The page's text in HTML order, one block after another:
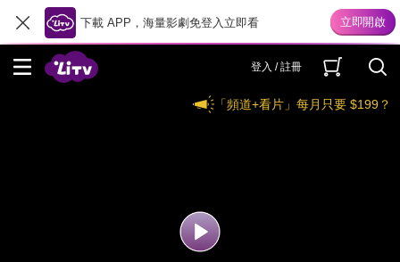
下載 APP，海量影劇免登入立即看
登入 / 註冊
「頻道+看片」每月只要 $199？